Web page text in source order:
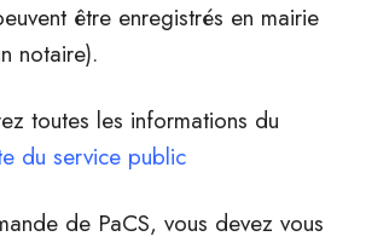
être enregistrés en mairie
notaire).
toutes les informations du
du service public
de PaCS, vous devez vous